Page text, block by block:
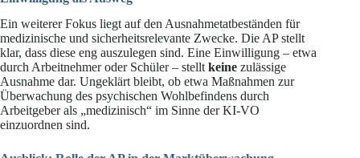
Ein weiterer Fokus liegt auf den Ausnahmetatbeständen für
medizinische und sicherheitsrelevante Zwecke. Die AP stellt
klar, dass diese eng auszulegen sind. Eine Einwilligung – etwa
durch Arbeitnehmer oder Schüler – stellt keine zulässige
Ausnahme dar. Ungeklärt bleibt, ob etwa Maßnahmen zur
Überwachung des psychischen Wohlbefindens durch
Arbeitgeber als „medizinisch“ im Sinne der KI-VO
einzuordnen sind.